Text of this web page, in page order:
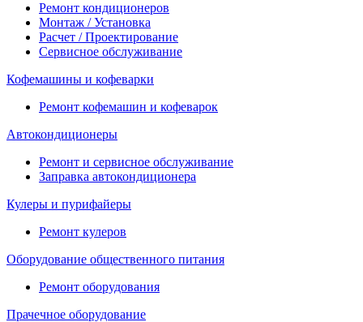
Ремонт кондиционеров
Монтаж / Установка
Расчет / Проектирование
Сервисное обслуживание
Кофемашины и кофеварки
Ремонт кофемашин и кофеварок
Автокондиционеры
Ремонт и сервисное обслуживание
Заправка автокондиционера
Кулеры и пурифайеры
Ремонт кулеров
Оборудование общественного питания
Ремонт оборудования
Прачечное оборудование